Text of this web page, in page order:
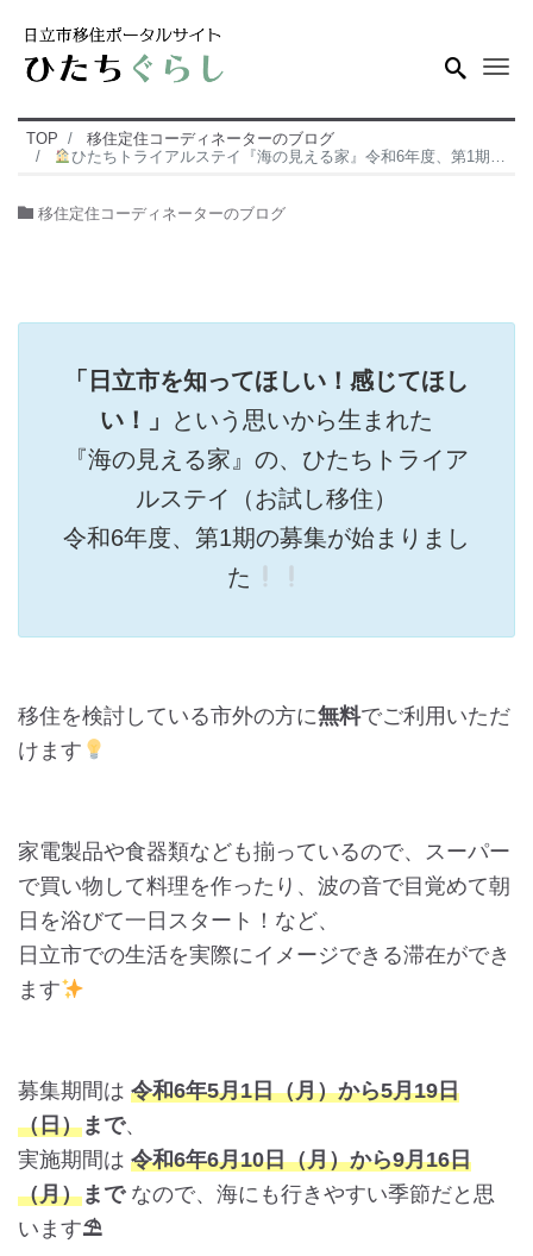
TOP
移住定住コーディネーターのブログ
ひたちトライアルステイ『海の見える家』令和6年度、第1期の募集スタート
移住定住コーディネーターのブログ
「日立市を知ってほしい！感じてほし
い！」
という思いから生まれた
『海の見える家』の、ひたちトライア
ルステイ（お試し移住）
令和6年度、第1期の募集が始まりまし
た
移住を検討している市外の方に無料でご利用いただ
けます
家電製品や食器類なども揃っているので、スーパー
で買い物して料理を作ったり、波の音で目覚めて朝
日を浴びて一日スタート！など、
日立市での生活を実際にイメージできる滞在ができ
ます
募集期間は 令和6年5月1日（月）から5月19日
（日）まで、
実施期間は 令和6年6月10日（月）から9月16日
（月）までなので、海にも行きやすい季節だと思
います⛱